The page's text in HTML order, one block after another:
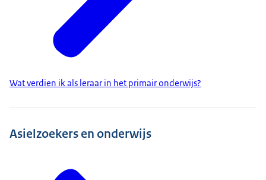
Wat verdien ik als leraar in het primair onderwijs?
Asielzoekers en onderwijs